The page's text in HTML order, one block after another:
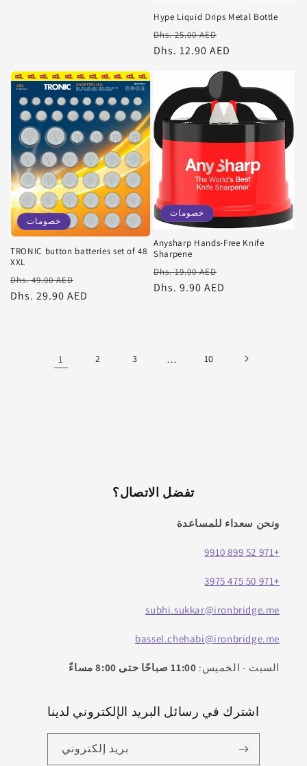
Hype Liquid Drips Metal Bottle
سعر
عادي
Dhs. 25.00 AED
البيعDhs. 12.90 AED
خصومات
TRONIC button batteries set of 48
XXL
سعر
عادي
Dhs. 49.00 AED
البيعDhs. 29.90 AED
خصومات
Anysharp Hands-Free Knife
Sharpene
سعر
عادي
Dhs. 19.00 AED
Dhs. 9.90 AED
1 2 3 … 10
تفضل الاتصال؟
ونحن سعداء للمساعدة
+971 52 899 9910
+971 50 475 3975
subhi.sukkar@ironbridge.me
bassel.chehabi@ironbridge.me
السبت - الخميس: 11:00 صباحًا حتى 8:00 مساءً
اشترك في رسائل البريد الإلكتروني لدينا
بريد إلكتروني